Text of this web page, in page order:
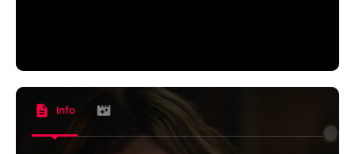
Info